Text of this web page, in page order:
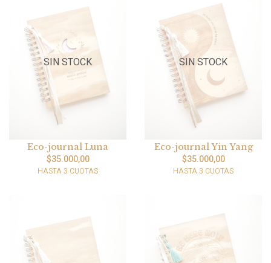
SIN STOCK
Eco-journal Luna
$35.000,00
HASTA 3 CUOTAS
SIN STOCK
Eco-journal Yin Yang
$35.000,00
HASTA 3 CUOTAS